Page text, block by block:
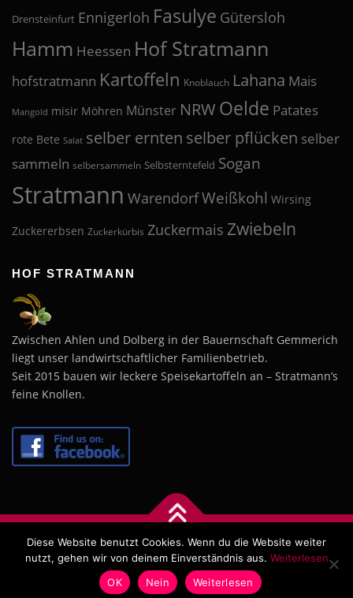
Drensteinfurt Ennigerloh Fasulye Gütersloh
Hamm Heessen Hof Stratmann
hofstratmann Kartoffeln Knoblauch Lahana Mais
Mangold misir Möhren Münster NRW Oelde Patates
rote Bete Salat selber ernten selber pflücken selber
sammeln selbersammeln Selbsterntefeld Sogan
Stratmann WarendorfWeißkohl Wirsing
Zuckererbsen Zuckerkürbis Zuckermais Zwiebeln
HOF STRATMANN
Zwischen Ahlen und Dolberg in der Bauernschaft Gemmerich
liegt unser landwirtschaftlicher Familienbetrieb.
Seit 2015 bauen wir leckere Speisekartoffeln an – Stratmann’s
feine Knollen.
Copyright © 2026 Hof Stratmann–OnePressTheme von
FameThemes
Diese Website benutzt Cookies. Wenn du die Website weiter
nutzt, gehen wir von deinem Einverständnis aus. Weiterlesen
OK
Nein Weiterlesen